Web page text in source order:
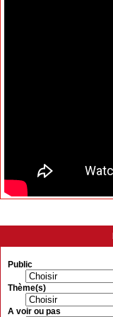
Public
Thème(s)
A voir ou pas